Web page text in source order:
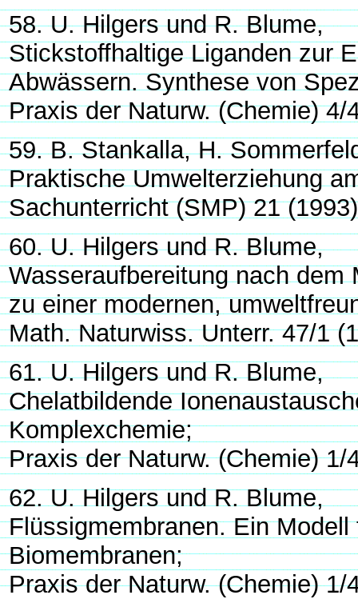
58. U. Hilgers und R. Blume,
Stickstoffhaltige Liganden zur
Abwässern. Synthese von
Praxis der Naturw. (Chemie) 4/
59. B. Stankalla, H.
Praktische Umwelterziehung
Sachunterricht (SMP) 21
60. U. Hilgers und R. Blume,
Wasseraufbereitung nach
zu einer modernen,
Math. Naturwiss. Unterr. 47/1
61. U. Hilgers und R. Blume,
Chelatbildende
Komplexchemie;
Praxis der Naturw. (Chemie) 1/
62. U. Hilgers und R. Blume,
Flüssigmembranen. Ein
Biomembranen;
Praxis der Naturw. (Chemie) 1/